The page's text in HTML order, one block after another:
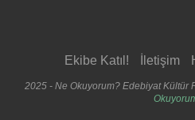
Ekibe Katıl! İletişim
2025 - Ne Okuyorum? Edebiyat Kültür